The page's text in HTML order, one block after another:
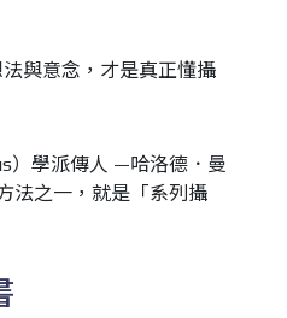
與意念，才是真正懂攝
）學派傳人 —哈洛德．曼
法之一，就是「系列攝